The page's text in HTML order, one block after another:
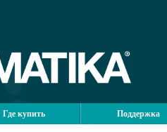
Где купить Поддержка